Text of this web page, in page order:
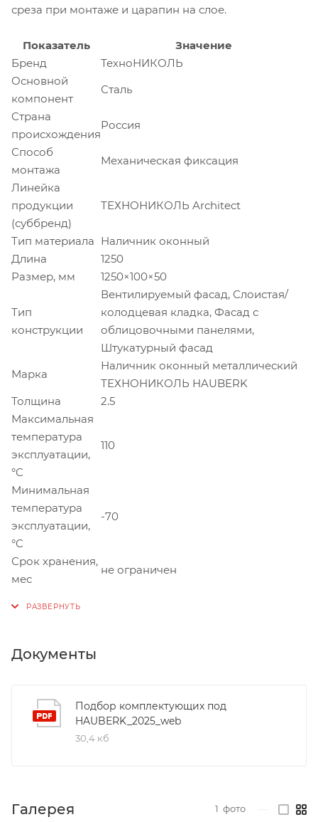
среза при монтаже и царапин на слое.
Показатель
Значение
Бренд
ТехноНИКОЛЬ
Основной
компонент
Сталь
Страна
происхождения
Россия
Способ
монтажа
Механическая фиксация
Линейка
продукции
(суббренд)
ТЕХНОНИКОЛЬ Architect
Тип материала Наличник оконный
Длина
1250
Размер, мм
1250×100×50
Тип
конструкции
Вентилируемый фасад, Слоистая/
колодцевая кладка, Фасад с
облицовочными панелями,
Штукатурный фасад
Марка
Наличник оконный металлический
ТЕХНОНИКОЛЬ HAUBERK
Толщина
2.5
Максимальная
температура
эксплуатации,
°C
110
Минимальная
температура
эксплуатации,
°C
-70
Срок хранения,
мес
не ограничен
Документы
Подбор комплектующих под
HAUBERK_2025_web
30,4 кб
Галерея 1 фото